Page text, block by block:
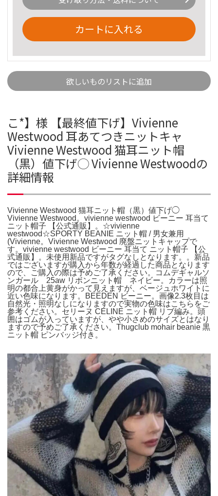
カートに入れる
欲しいものリストに追加
こ*】様 【最終値下げ】Vivienne
Westwood 耳あてつきニットキャ
Vivienne Westwood 猫耳ニット帽
（黒）値下げ◯ Vivienne Westwoodの
詳細情報
Vivienne Westwood 猫耳ニット帽（黒）値下げ◯
Vivienne Westwood。vivienne westwood ビーニー 耳当て
ニット帽子 【公式通販】。☆vivienne
westwood☆SPORTY BEANIE ニット帽 / 男女兼用
(Vivienne。Vivienne Westwood 廃盤ニットキャップで
す。vivienne westwood ビーニー 耳当て ニット帽子 【公
式通販】。未使用新品ですがタグなしとなります。。新品
ではございますが購入から年数が経過した商品となります
ので、ご購入の際は予めご了承ください。コムデギャルソ
ンガール 25aw リボンニット帽 ネイビー。カラーは照
明の都合上黄身がかって見えますが、ベージュホワイトに
近い色味になります。BEEDEN ビーニー。画像2.3枚目は
自然光・照明なしになりますので実物の色味はこちらをご
参考ください。セリーヌ CELINE ニット帽 リブ編み。頭
囲はゴムが入っていますが、やや小さめのサイズとはなり
ますので予めご了承ください。Thugclub mohair beanie 黒
ニット帽 ピンバッジ付き。